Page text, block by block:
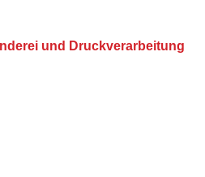
und Druckverarbeitung